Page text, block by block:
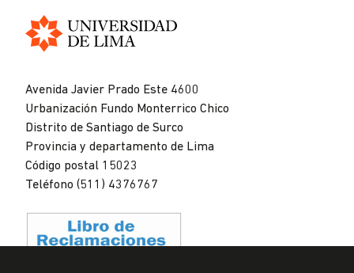
Avenida Javier Prado Este 4600
Urbanización Fundo Monterrico Chico
Distrito de Santiago de Surco
Provincia y departamento de Lima
Código postal 15023
Teléfono (511) 4376767